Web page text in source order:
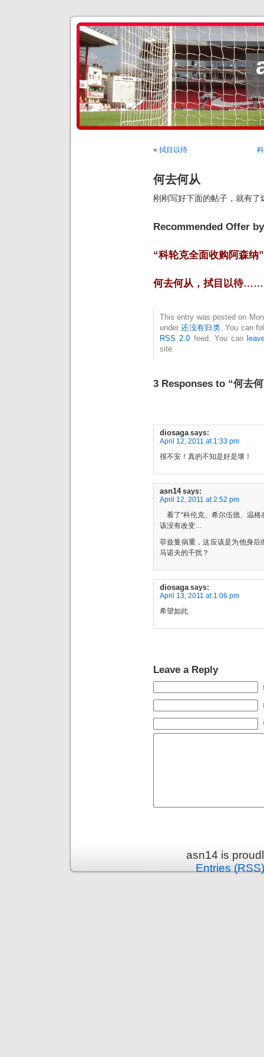
« 拭目以待
何去何从
刚刚写好下面的帖子，就有了
Recommended Offer
“科轮克全面收购阿森纳”
何去何从，拭目以待……
This entry was posted on
under还没有归类. You can
RSS 2.0 feed. You can
site.
3 Responses to “何去
diosaga says:
April 12, 2011 at 1:33 pm
很不安！真的不知是好是壞！
asn14 says:
April 12, 2011 at 2:52 pm
看了“科伦克、希尔伍德、温格
该没有改变…
菲兹曼病重，这应该是为他身
马诺夫的干扰？
diosaga says:
April 13, 2011 at 1:06 pm
希望如此
Leave a Reply
asn14 is
Entries (RSS)